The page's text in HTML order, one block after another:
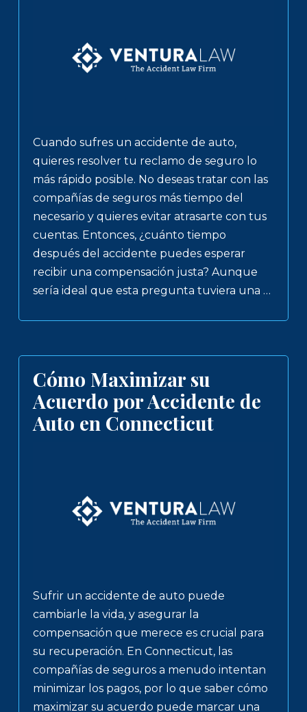
Cuando sufres un accidente de auto,
quieres resolver tu reclamo de seguro lo
más rápido posible. No deseas tratar con las
compañías de seguros más tiempo del
necesario y quieres evitar atrasarte con tus
cuentas. Entonces, ¿cuánto tiempo
después del accidente puedes esperar
recibir una compensación justa? Aunque
sería ideal que esta pregunta tuviera una …
Cómo Maximizar su
Acuerdo por Accidente de
Auto en Connecticut
Sufrir un accidente de auto puede
cambiarle la vida, y asegurar la
compensación que merece es crucial para
su recuperación. En Connecticut, las
compañías de seguros a menudo intentan
minimizar los pagos, por lo que saber cómo
maximizar su acuerdo puede marcar una